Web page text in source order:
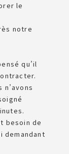
le
notre
qu’il
besoin de
demandant